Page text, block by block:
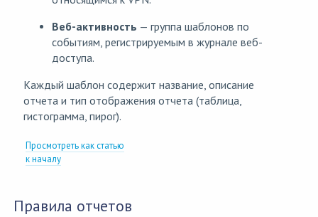
Веб-активность — группа шаблонов по
событиям, регистрируемым в журнале веб-
доступа.
Каждый шаблон содержит название, описание
отчета и тип отображения отчета (таблица,
гистограмма, пирог).
Просмотреть как статью
к началу
Правила отчетов